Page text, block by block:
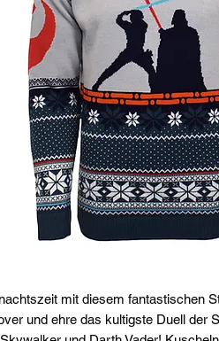
mit diesem fantastischen
und ehre das kultigste Duell der